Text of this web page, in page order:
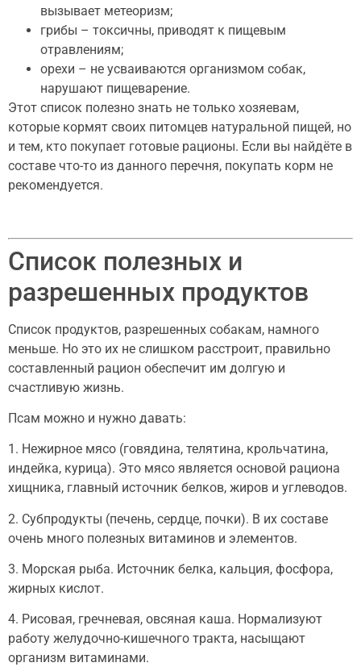
вызывает метеоризм;
грибы – токсичны, приводят к пищевым
отравлениям;
орехи – не усваиваются организмом собак,
нарушают пищеварение.
Этот список полезно знать не только хозяевам,
которые кормят своих питомцев натуральной пищей, но
и тем, кто покупает готовые рационы. Если вы найдёте в
составе что-то из данного перечня, покупать корм не
рекомендуется.
Список полезных и
разрешенных продуктов
Список продуктов, разрешенных собакам, намного
меньше. Но это их не слишком расстроит, правильно
составленный рацион обеспечит им долгую и
счастливую жизнь.
Псам можно и нужно давать:
1. Нежирное мясо (говядина, телятина, крольчатина,
индейка, курица). Это мясо является основой рациона
хищника, главный источник белков, жиров и углеводов.
2. Субпродукты (печень, сердце, почки). В их составе
очень много полезных витаминов и элементов.
3. Морская рыба. Источник белка, кальция, фосфора,
жирных кислот.
4. Рисовая, гречневая, овсяная каша. Нормализуют
работу желудочно-кишечного тракта, насыщают
организм витаминами.